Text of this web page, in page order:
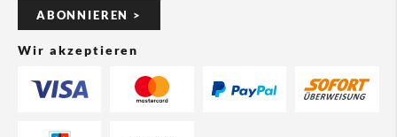
ABONNIEREN >
Wir akzeptieren